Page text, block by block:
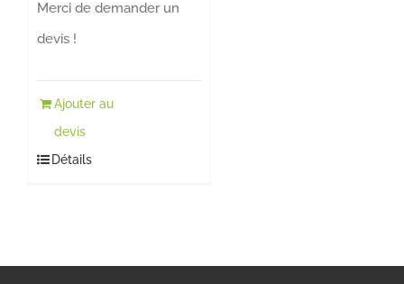
Merci de demander un
devis !
Ajouter au
devis
Détails